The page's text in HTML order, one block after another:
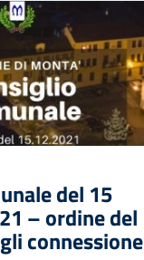
del 15
– ordine del
connessione